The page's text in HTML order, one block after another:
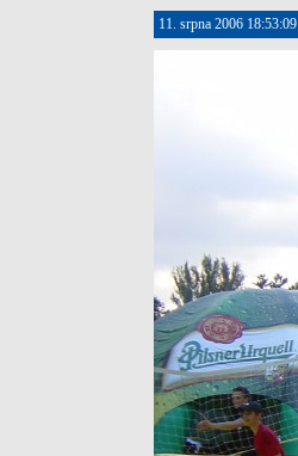
11. srpna 2006 18:53:09